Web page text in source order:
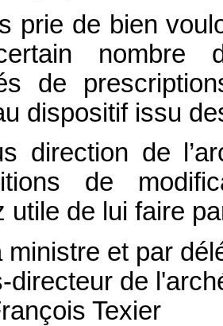
prie de bien
nombre
de
dispositif issu
direction de
de
utile de lui faire
ministre et par
directeur de
Texier